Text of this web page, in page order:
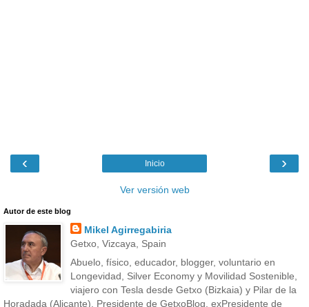
‹ ›
Inicio
Ver versión web
Autor de este blog
Mikel Agirregabiria
Getxo, Vizcaya, Spain
Abuelo, físico, educador, blogger, voluntario en
Longevidad, Silver Economy y Movilidad Sostenible,
viajero con Tesla desde Getxo (Bizkaia) y Pilar de la
Horadada (Alicante), Presidente de GetxoBlog, exPresidente de